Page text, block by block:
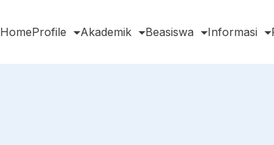
HomeProfile Akademik Beasiswa Informasi